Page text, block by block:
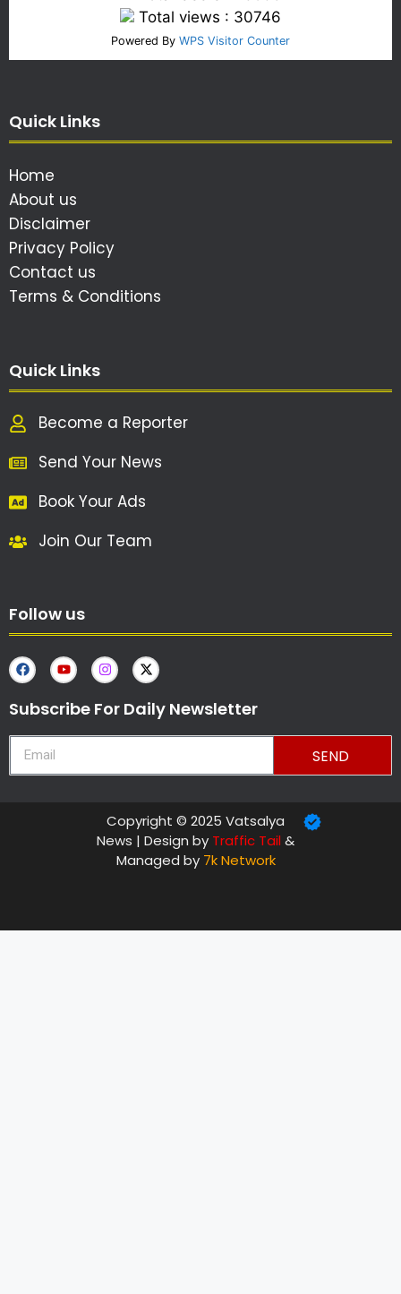
Total views : 30746
Powered By WPS Visitor Counter
Quick Links
Home
About us
Disclaimer
Privacy Policy
Contact us
Terms & Conditions
Quick Links
Become a Reporter
Send Your News
Book Your Ads
Join Our Team
Follow us
Subscribe For Daily Newsletter
SEND
Copyright © 2025 Vatsalya
News | Design by Traffic Tail&
Managed by 7k Network